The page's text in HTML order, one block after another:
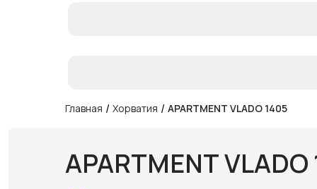
Главная / Хорватия / APARTMENT VLADO 1405
APARTMENT